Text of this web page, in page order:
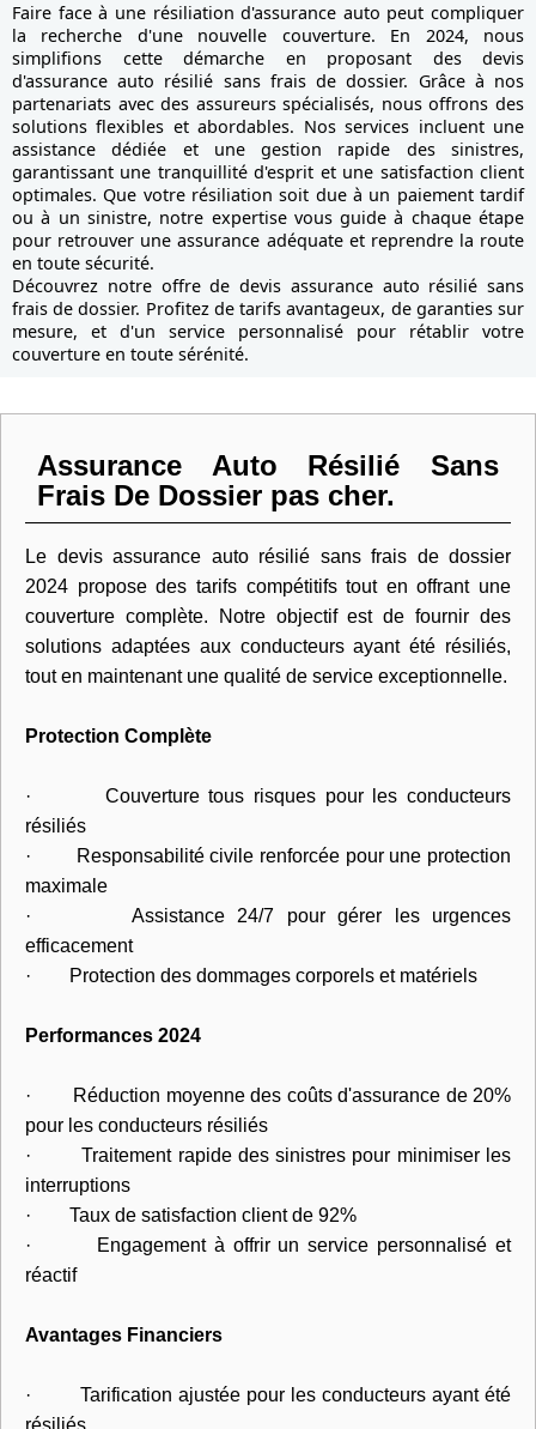
Faire face à une résiliation d'assurance auto peut compliquer
la recherche d'une nouvelle couverture. En 2024, nous
simplifions cette démarche en proposant des devis
d'assurance auto résilié sans frais de dossier. Grâce à nos
partenariats avec des assureurs spécialisés, nous offrons des
solutions flexibles et abordables. Nos services incluent une
assistance dédiée et une gestion rapide des sinistres,
garantissant une tranquillité d'esprit et une satisfaction client
optimales. Que votre résiliation soit due à un paiement tardif
ou à un sinistre, notre expertise vous guide à chaque étape
pour retrouver une assurance adéquate et reprendre la route
en toute sécurité.
Découvrez notre offre de devis assurance auto résilié sans
frais de dossier. Profitez de tarifs avantageux, de garanties sur
mesure, et d'un service personnalisé pour rétablir votre
couverture en toute sérénité.
Assurance Auto Résilié Sans
Frais De Dossier pas cher.
Le devis assurance auto résilié sans frais de dossier
2024 propose des tarifs compétitifs tout en offrant une
couverture complète. Notre objectif est de fournir des
solutions adaptées aux conducteurs ayant été résiliés,
tout en maintenant une qualité de service exceptionnelle.
Protection Complète
· Couverture tous risques pour les conducteurs
résiliés
· Responsabilité civile renforcée pour une protection
maximale
· Assistance 24/7 pour gérer les urgences
efficacement
· Protection des dommages corporels et matériels
Performances 2024
· Réduction moyenne des coûts d'assurance de 20%
pour les conducteurs résiliés
· Traitement rapide des sinistres pour minimiser les
interruptions
· Taux de satisfaction client de 92%
· Engagement à offrir un service personnalisé et
réactif
Avantages Financiers
· Tarification ajustée pour les conducteurs ayant été
résiliés